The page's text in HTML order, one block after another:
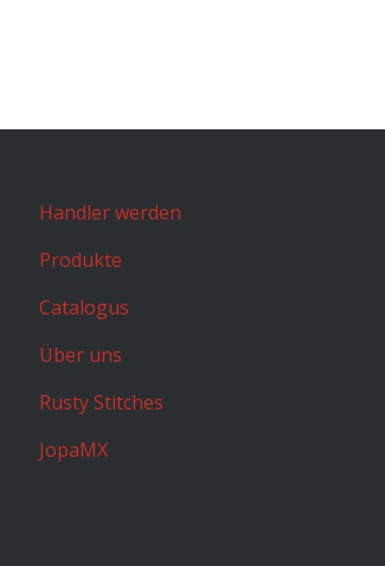
Handler werden
Produkte
Catalogus
Über uns
Rusty Stitches
JopaMX